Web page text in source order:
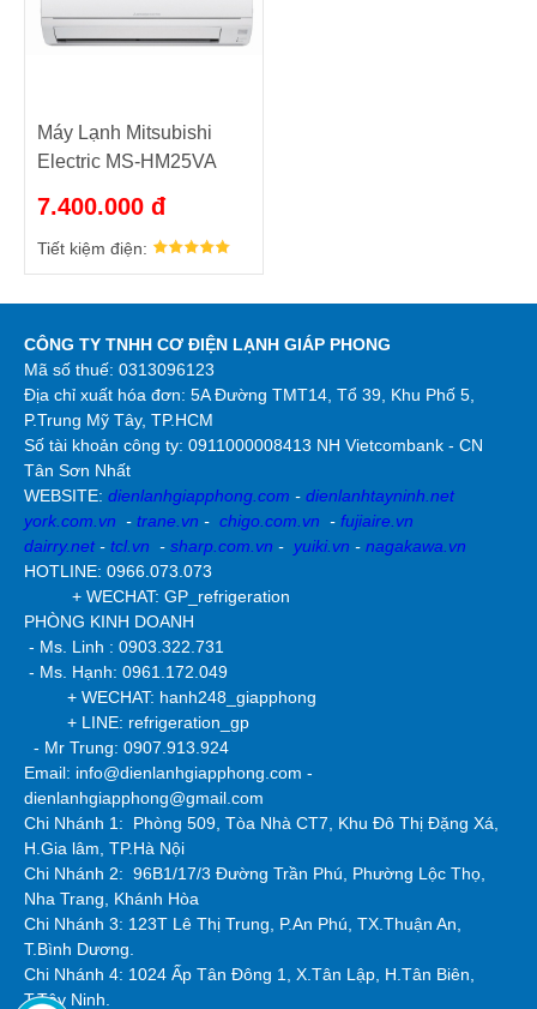
Máy Lạnh Mitsubishi
Electric MS-HM25VA
7.400.000 đ
Tiết kiệm điện:
CÔNG TY TNHH CƠ ĐIỆN LẠNH GIÁP PHONG
Mã số thuế: 0313096123
Địa chỉ xuất hóa đơn: 5A Đường TMT14, Tổ 39, Khu Phố 5,
P.Trung Mỹ Tây, TP.HCM
Số tài khoản công ty: 0911000008413 NH Vietcombank - CN
Tân Sơn Nhất
WEBSITE: dienlanhgiapphong.com - dienlanhtayninh.net
york.com.vn - trane.vn - chigo.com.vn - fujiaire.vn
dairry.net- tcl.vn - sharp.com.vn - yuiki.vn - nagakawa.vn
HOTLINE: 0966.073.073
+ WECHAT: GP_refrigeration
PHÒNG KINH DOANH
- Ms. Linh : 0903.322.731
- Ms. Hạnh: 0961.172.049
+ WECHAT: hanh248_giapphong
+ LINE: refrigeration_gp
- Mr Trung: 0907.913.924
Email: info@dienlanhgiapphong.com -
dienlanhgiapphong@gmail.com
Chi Nhánh 1: Phòng 509, Tòa Nhà CT7, Khu Đô Thị Đặng Xá,
H.Gia lâm, TP.Hà Nội
Chi Nhánh 2: 96B1/17/3 Đường Trần Phú, Phường Lộc Thọ,
Nha Trang, Khánh Hòa
Chi Nhánh 3: 123T Lê Thị Trung, P.An Phú, TX.Thuận An,
T.Bình Dương.
Chi Nhánh 4: 1024 Ấp Tân Đông 1, X.Tân Lập, H.Tân Biên,
T.Tây Ninh.